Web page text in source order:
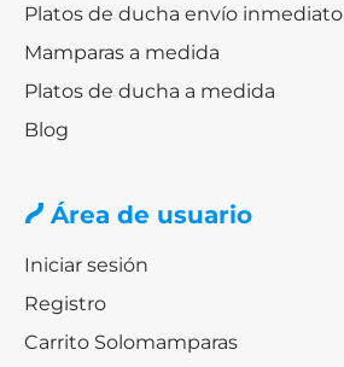
Platos de ducha envío inmediato
Mamparas a medida
Platos de ducha a medida
Blog
Área de usuario
Iniciar sesión
Registro
Carrito Solomamparas